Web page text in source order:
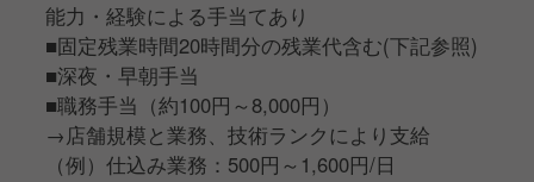
能力・経験による手当てあり
■固定残業時間20時間分の残業代含む(下記参照)
■深夜・早朝手当
■職務手当（約100円～8,000円）
→店舗規模と業務、技術ランクにより支給
（例）仕込み業務：500円～1,600円/日